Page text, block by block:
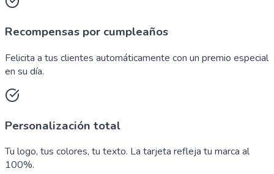
Recompensas por cumpleaños
Felicita a tus clientes automáticamente con un premio especial
en su día.
Personalización total
Tu logo, tus colores, tu texto. La tarjeta refleja tu marca al
100%.